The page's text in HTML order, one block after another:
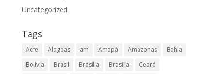
Uncategorized
Tags
Acre Alagoas am Amapá Amazonas
Bahia
Bolívia
Brasil Brasilia Brasília
Ceará